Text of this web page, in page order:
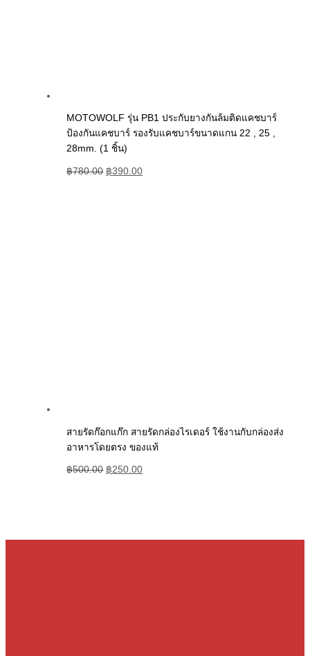
MOTOWOLF รุ่น PB1 ประกับยางกันล้มติดแคชบาร์
ป้องกันแคชบาร์ รองรับแคชบาร์ขนาดแกน 22 , 25 ,
28mm. (1 ชิ้น)
฿780.00 ฿390.00
สายรัดก๊อกแก๊ก สายรัดกล่องไรเดอร์ ใช้งานกับกล่องส่ง
อาหารโดยตรง ของแท้
฿500.00 ฿250.00